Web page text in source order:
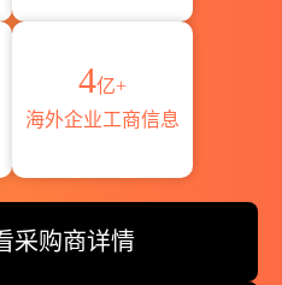
4亿+
海外企业工商信息
采购商详情